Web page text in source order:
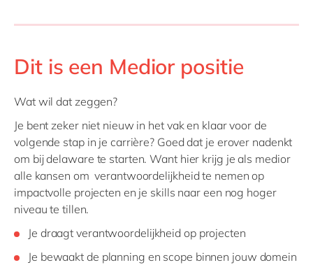
Dit is een Medior positie
Wat wil dat zeggen?
Je bent zeker niet nieuw in het vak en klaar voor de
volgende stap in je carrière? Goed dat je erover nadenkt
om bij delaware te starten. Want hier krijg je als medior
alle kansen om verantwoordelijkheid te nemen op
impactvolle projecten en je skills naar een nog hoger
niveau te tillen.
Je draagt verantwoordelijkheid op projecten
Je bewaakt de planning en scope binnen jouw domein